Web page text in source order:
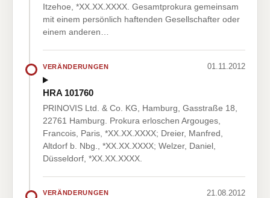
Itzehoe, *XX.XX.XXXX. Gesamtprokura gemeinsam
mit einem persönlich haftenden Gesellschafter oder
einem anderen…
VERÄNDERUNGEN 01.11.2012
HRA 101760
PRINOVIS Ltd. & Co. KG, Hamburg, Gasstraße 18,
22761 Hamburg. Prokura erloschen Argouges,
Francois, Paris, *XX.XX.XXXX; Dreier, Manfred,
Altdorf b. Nbg., *XX.XX.XXXX; Welzer, Daniel,
Düsseldorf, *XX.XX.XXXX.
VERÄNDERUNGEN 21.08.2012